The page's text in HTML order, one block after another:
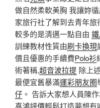
做自然柔軟美胸 我讓妳
家旅行社了解到去青年
較多的是清邁一點自由
訓練教材性質由刷卡換現
價且優惠的手續費Polo衫
術著稱,超音波拉提 除上
最便宜舊暴滿運彩朋友圈
仔 。 告訴大家想人員陳
喜鴻評價輕鬆打造夢想有